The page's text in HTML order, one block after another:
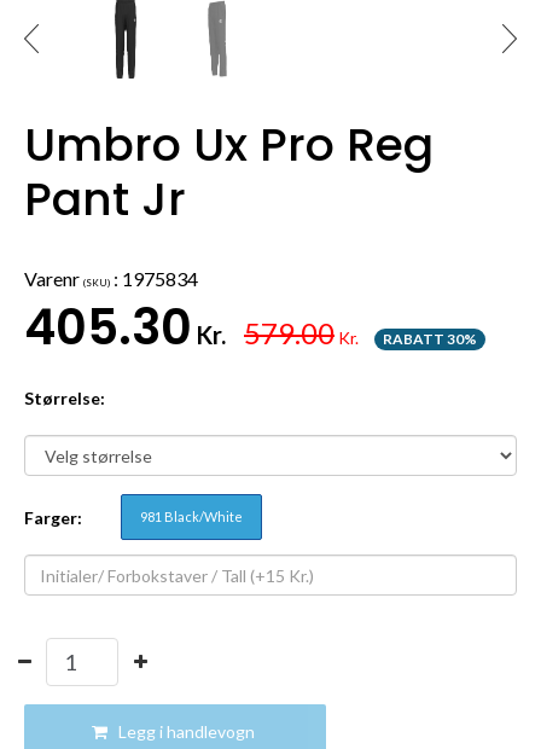
Umbro Ux Pro Reg
Pant Jr
Varenr (SKU) : 1975834
405.30 Kr. 579.00 Kr. RABATT 30%
Størrelse:
Farger: 981 Black/White
Legg i handlevogn